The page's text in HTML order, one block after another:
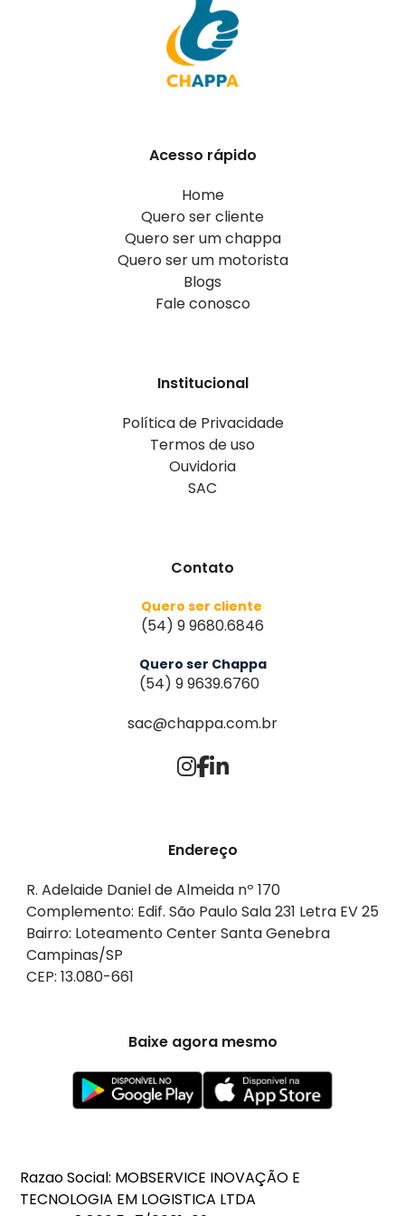
Acesso rápido
Home
Quero ser cliente
Quero ser um chappa
Quero ser um motorista
Blogs
Fale conosco
Institucional
Política de Privacidade
Termos de uso
Ouvidoria
SAC
Contato
Quero ser cliente
(54) 9 9680.6846
Quero ser Chappa
(54) 9 9639.6760
sac@chappa.com.br
Endereço
R. Adelaide Daniel de Almeida nº 170
Complemento: Edif. São Paulo Sala 231 Letra EV 25
Bairro: Loteamento Center Santa Genebra
Campinas/SP
CEP: 13.080-661
Baixe agora mesmo
Razao Social: MOBSERVICE INOVAÇÃO E
TECNOLOGIA EM LOGISTICA LTDA